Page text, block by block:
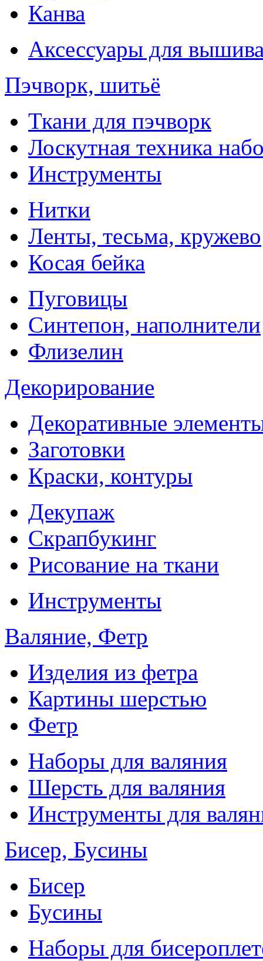
Канва
Аксессуары для
Пэчворк, шитьё
Ткани для пэчворк
Лоскутная техника
Инструменты
Нитки
Ленты, тесьма, кружево
Косая бейка
Пуговицы
Синтепон, наполнители
Флизелин
Декорирование
Декоративные
Заготовки
Краски, контуры
Декупаж
Скрапбукинг
Рисование на ткани
Инструменты
Валяние, Фетр
Изделия из фетра
Картины шерстью
Фетр
Наборы для валяния
Шерсть для валяния
Инструменты для
Бисер, Бусины
Бисер
Бусины
Наборы для